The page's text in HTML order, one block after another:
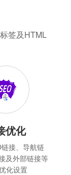
签及HTML
优化
接、导航链
及外部链接等
化设置